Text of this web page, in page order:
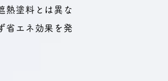
熱塗料とは異な
省エネ効果を発